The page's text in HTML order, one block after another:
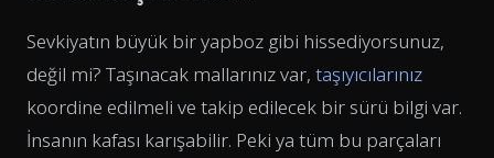
Sevkiyatın büyük bir yapboz gibi hissediyorsunuz,
değil mi? Taşınacak mallarınız var, taşıyıcılarınız
koordine edilmeli ve takip edilecek bir sürü bilgi var.
İnsanın kafası karışabilir. Peki ya tüm bu parçaları